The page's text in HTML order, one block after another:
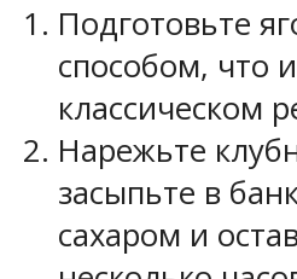
Подготовьте
способом, что
классическом
Нарежьте
засыпьте в
сахаром и